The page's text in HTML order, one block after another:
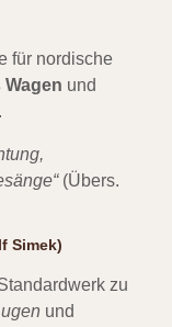
für nordische
Wagen und
(Übers.
Simek)
zu
und